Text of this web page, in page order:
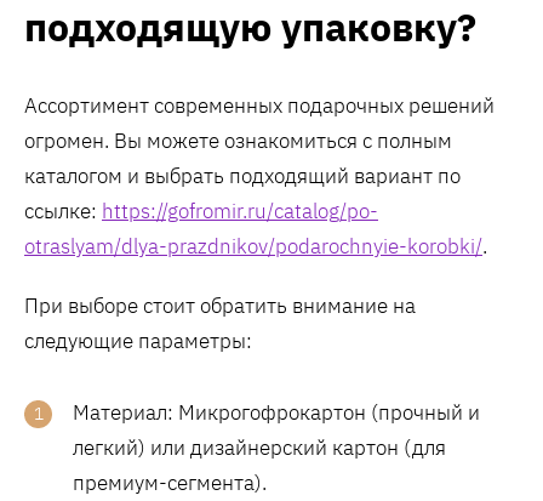
подходящую упаковку?
Ассортимент современных подарочных решений
огромен. Вы можете ознакомиться с полным
каталогом и выбрать подходящий вариант по
ссылке: https://gofromir.ru/catalog/po-
otraslyam/dlya-prazdnikov/podarochnyie-korobki/.
При выборе стоит обратить внимание на
следующие параметры:
Материал: Микрогофрокартон (прочный и
легкий) или дизайнерский картон (для
премиум-сегмента).